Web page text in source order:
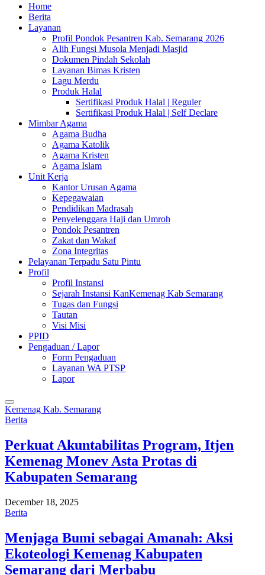
Home
Berita
Layanan
Profil Pondok Pesantren Kab. Semarang 2026
Alih Fungsi Musola Menjadi Masjid
Dokumen Pindah Sekolah
Layanan Bimas Kristen
Lagu Merdu
Produk Halal
Sertifikasi Produk Halal | Reguler
Sertifikasi Produk Halal | Self Declare
Mimbar Agama
Agama Budha
Agama Katolik
Agama Kristen
Agama Islam
Unit Kerja
Kantor Urusan Agama
Kepegawaian
Pendidikan Madrasah
Penyelenggara Haji dan Umroh
Pondok Pesantren
Zakat dan Wakaf
Zona Integritas
Pelayanan Terpadu Satu Pintu
Profil
Profil Instansi
Sejarah Instansi KanKemenag Kab Semarang
Tugas dan Fungsi
Tautan
Visi Misi
PPID
Pengaduan / Lapor
Form Pengaduan
Layanan WA PTSP
Lapor
Kemenag Kab. Semarang
Berita
Perkuat Akuntabilitas Program, Itjen
Kemenag Monev Asta Protas di
Kabupaten Semarang
December 18, 2025
Berita
Menjaga Bumi sebagai Amanah: Aksi
Ekoteologi Kemenag Kabupaten
Semarang dari Merbabu